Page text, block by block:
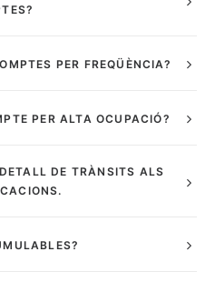
CLIENT
PER FREQÜÈNCIA?
PER ALTA OCUPACIÓ?
DE TRÀNSITS ALS